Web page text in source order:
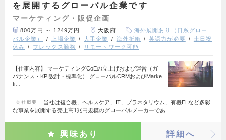
を展開するグローバル企業です
マーケティング・販促企画
800万円 ～ 1249万円 大阪府
海外展開あり（日系グロー
バル企業）
上場企業 大手企業 海外折衝 英語力が必要
土日祝
休み
フレックス勤務 リモートワーク可能
【仕事内容】 マーケティングCoEの立上げおよび運営（ガ
バナンス・KPI設計・標準化） グローバルCRMおよびMarke
ti…
会社概要
当社は複合機、ヘルスケア、IT、プラネタリウム、有機ELなど多彩
な事業を展開する売上高1兆円規模のグローバルメーカーであ…
興味あり 詳細へ